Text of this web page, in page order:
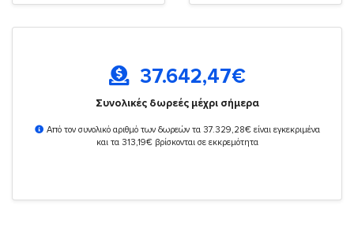
37.642,47€
Συνολικές δωρεές μέχρι σήμερα
Από τον συνολικό αριθμό των δωρεών τα 37.329,28€ είναι εγκεκριμένα
και τα 313,19€ βρίσκονται σε εκκρεμότητα